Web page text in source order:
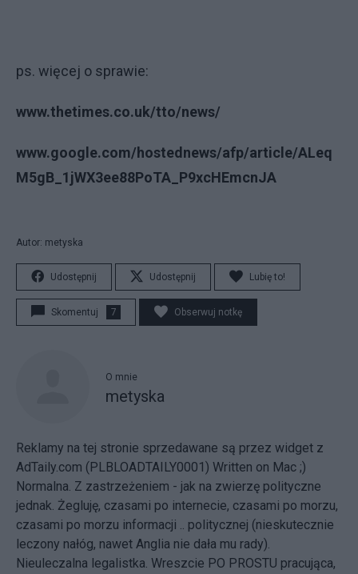
ps. więcej o sprawie:
www.thetimes.co.uk/tto/news/
www.google.com/hostednews/afp/article/ALeq
M5gB_1jWX3ee88PoTA_P9xcHEmcnJA
Autor: metyska
Udostępnij Udostępnij Lubię to!
Skomentuj 7 Obserwuj notkę
O mnie
metyska
Reklamy na tej stronie sprzedawane są przez widget z
AdTaily.com (PLBLOADTAILY0001) Written on Mac ;)
Normalna. Z zastrzeżeniem - jak na zwierzę polityczne
jednak. Żegluję, czasami po internecie, czasami po morzu,
czasami po morzu informacji .. politycznej (nieskutecznie
leczony nałóg, nawet Anglia nie dała mu rady).
Nieuleczalna legalistka. Wreszcie PO PROSTU pracująca,